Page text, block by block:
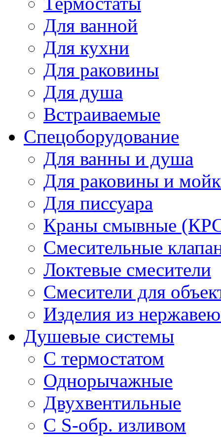
Для ванной
Для кухни
Для раковины
Для душа
Встраиваемые
Спецоборудование
Для ванны и душа
Для раковины и
Для писсуара
Краны смывные
Смесительные
Локтевые смесители
Смесители для
Изделия из
Душевые системы
С термостатом
Однорычажные
Двухвентильные
С S-обр. изливом